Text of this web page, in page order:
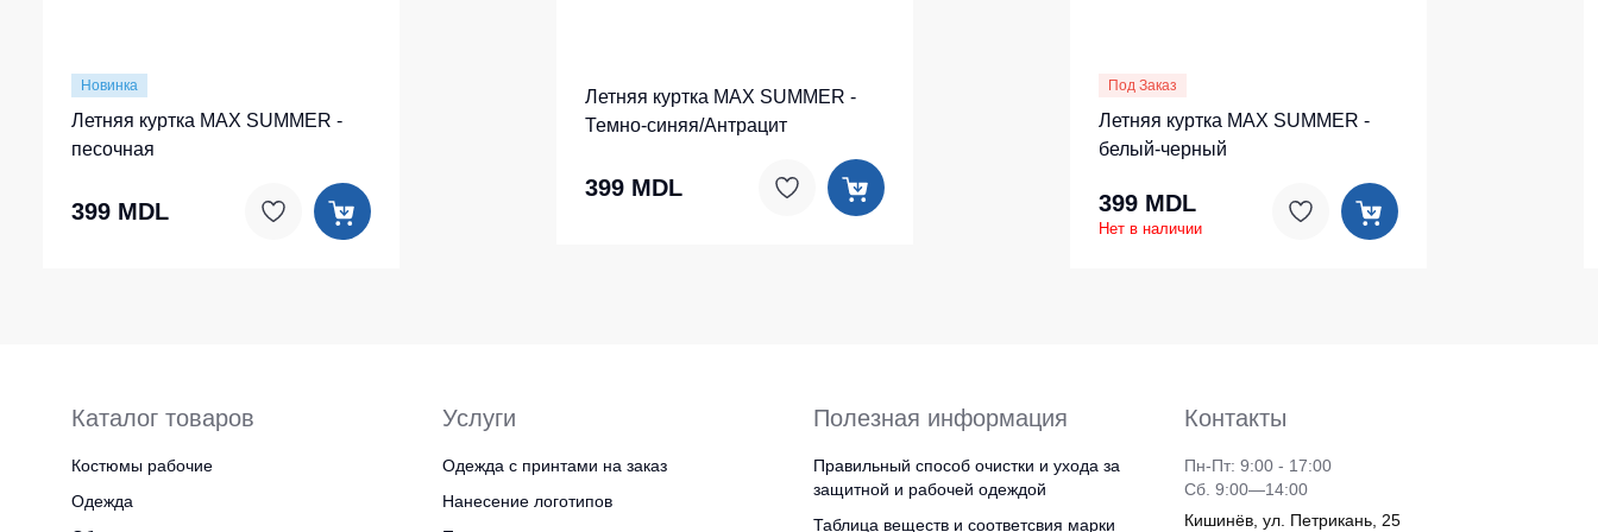
Новинка
Летняя куртка MAX SUMMER -
песочная
399 MDL
Летняя куртка MAX SUMMER -
Темно-синяя/Антрацит
399 MDL
Под Заказ
Летняя куртка MAX SUMMER -
белый-черный
399 MDL
Нет в наличии
Каталог товаров
Костюмы рабочие
Одежда
Услуги
Одежда с принтами на заказ
Нанесение логотипов
Полезная информация
Правильный способ очистки и ухода за
защитной и рабочей одеждой
Таблица веществ и соответсвия марки
Контакты
Пн-Пт: 9:00 - 17:00
Сб. 9:00—14:00
Кишинёв, ул. Петрикань, 25